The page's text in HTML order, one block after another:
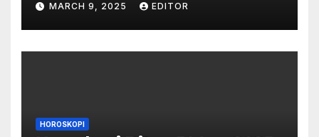
MARCH 9, 2025 EDITOR
HOROSKOPI